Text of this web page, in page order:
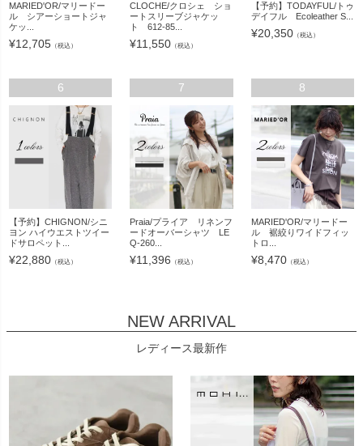
MARIED'OR/マリードー
ル シアーショートジャ
ケッ...
¥12,705 （税込）
CLOCHE/クロシェ ショ
ートスリーブジャケッ
ト 612-85...
¥11,550 （税込）
【予約】TODAYFUL/トゥ
デイフル Ecoleather S...
¥20,350（税込）
6
【予約】CHIGNON/シニ
ヨン ハイウエストツイー
ドサロペット...
¥22,880 （税込）
7
Praia/プライア リネンフ
ードオーバーシャツ LE
Q-260...
¥11,396 （税込）
8
MARIED'OR/マリードー
ル 裾絞りワイドフィッ
トロ...
¥8,470（税込）
NEW ARRIVAL
レディース最新作